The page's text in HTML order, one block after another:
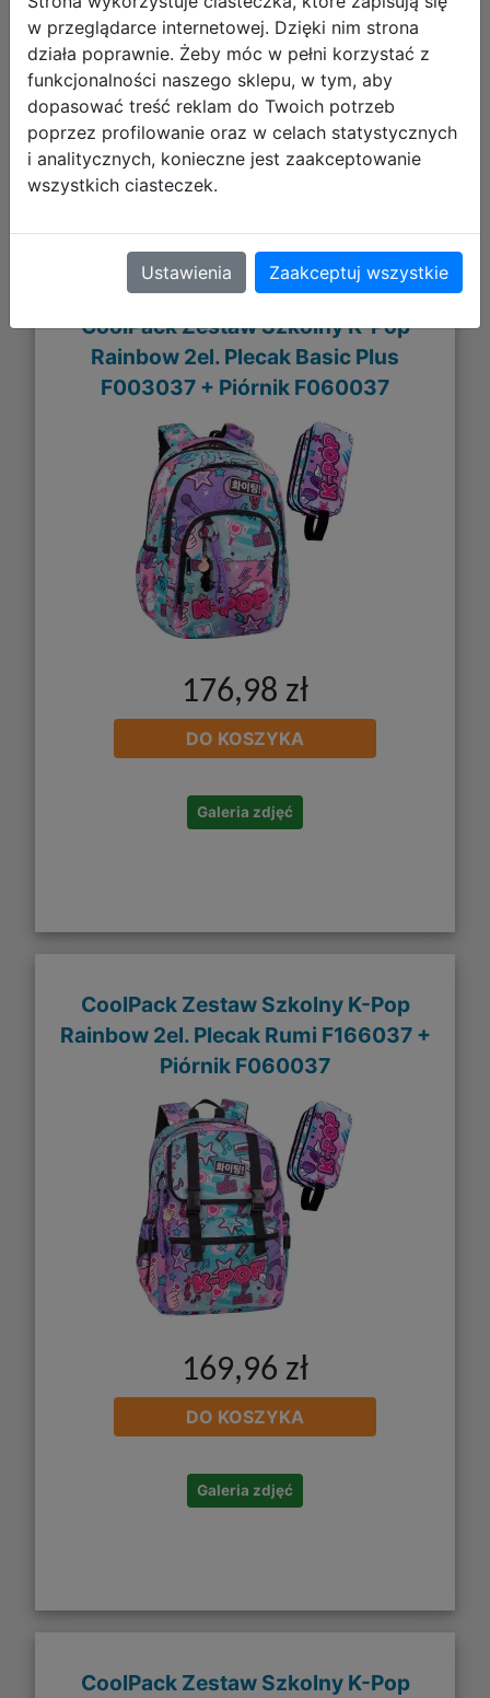
172,98 zł
DO KOSZYKA
Galeria zdjęć
CoolPack Zestaw Szkolny K-Pop
Rainbow 2el. Plecak Basic Plus
F003037 + Piórnik F060037
176,98 zł
DO KOSZYKA
Galeria zdjęć
CoolPack Zestaw Szkolny K-Pop
Rainbow 2el. Plecak Rumi F166037 +
Piórnik F060037
169,96 zł
DO KOSZYKA
Galeria zdjęć
CoolPack Zestaw Szkolny K-Pop
w przeglądarce internetowej. Dzięki nim strona
działa poprawnie. Żeby móc w pełni korzystać z
funkcjonalności naszego sklepu, w tym, aby
dopasować treść reklam do Twoich potrzeb
poprzez profilowanie oraz w celach statystycznych
i analitycznych, konieczne jest zaakceptowanie
wszystkich ciasteczek.
Ustawienia Zaakceptuj wszystkie